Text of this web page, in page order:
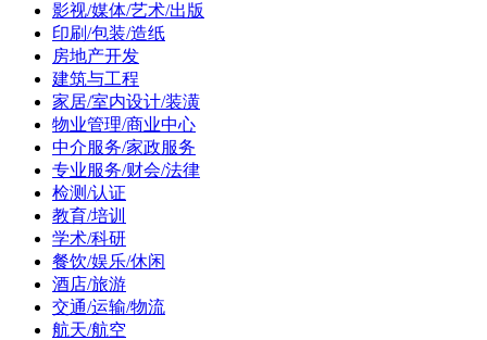
影视/媒体/艺术/出版
印刷/包装/造纸
房地产开发
建筑与工程
家居/室内设计/装潢
物业管理/商业中心
中介服务/家政服务
专业服务/财会/法律
检测/认证
教育/培训
学术/科研
餐饮/娱乐/休闲
酒店/旅游
交通/运输/物流
航天/航空